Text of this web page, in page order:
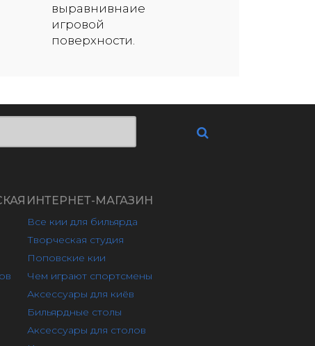
выравнивнаие
игровой
поверхности.
ИНТЕРНЕТ-МАГАЗИН
Все кии для бильярда
Творческая студия
Поповские кии
Чем играют спортсмены
Аксессуары для киёв
Бильярдные столы
Аксессуары для столов